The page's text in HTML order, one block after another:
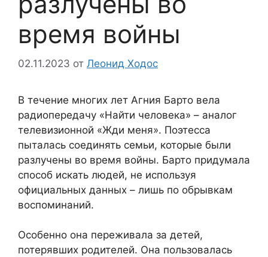
время войны
02.11.2023 от Леонид Ходос
В течение многих лет Агния Барто вела
радиопередачу «Найти человека» – аналог
телевизионной «Жди меня». Поэтесса
пыталась соединять семьи, которые были
разлучены во время войны. Барто придумала
способ искать людей, не используя
официальных данных – лишь по обрывкам
воспоминаний.
Особенно она переживала за детей,
потерявших родителей. Она пользовалась